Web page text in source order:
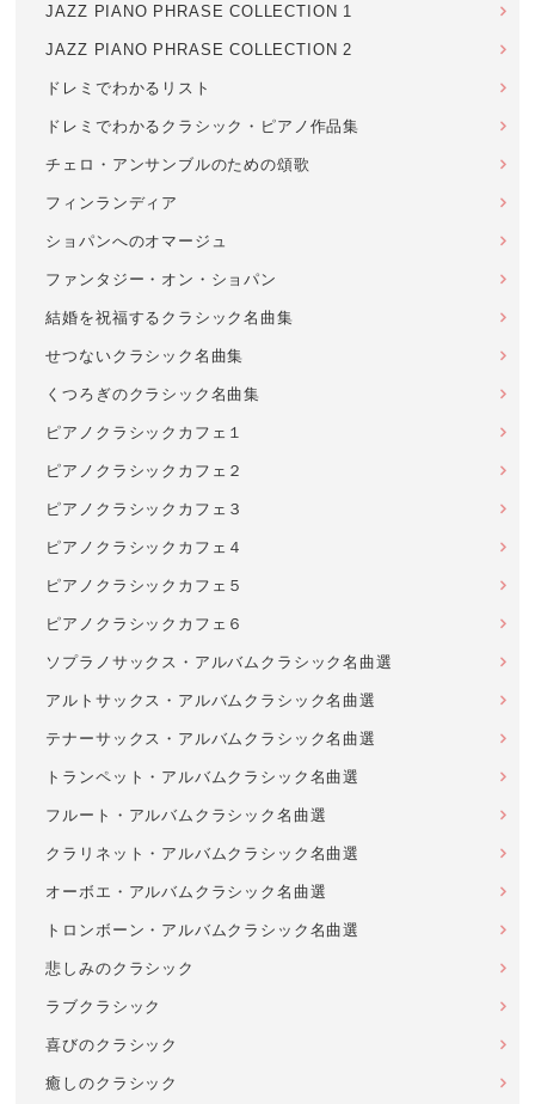
JAZZ PIANO PHRASE COLLECTION 1
JAZZ PIANO PHRASE COLLECTION 2
ドレミでわかるリスト
ドレミでわかるクラシック・ピアノ作品集
チェロ・アンサンブルのための頌歌
フィンランディア
ショパンへのオマージュ
ファンタジー・オン・ショパン
結婚を祝福するクラシック名曲集
せつないクラシック名曲集
くつろぎのクラシック名曲集
ピアノクラシックカフェ１
ピアノクラシックカフェ２
ピアノクラシックカフェ３
ピアノクラシックカフェ４
ピアノクラシックカフェ５
ピアノクラシックカフェ６
ソプラノサックス・アルバムクラシック名曲選
アルトサックス・アルバムクラシック名曲選
テナーサックス・アルバムクラシック名曲選
トランペット・アルバムクラシック名曲選
フルート・アルバムクラシック名曲選
クラリネット・アルバムクラシック名曲選
オーボエ・アルバムクラシック名曲選
トロンボーン・アルバムクラシック名曲選
悲しみのクラシック
ラブクラシック
喜びのクラシック
癒しのクラシック